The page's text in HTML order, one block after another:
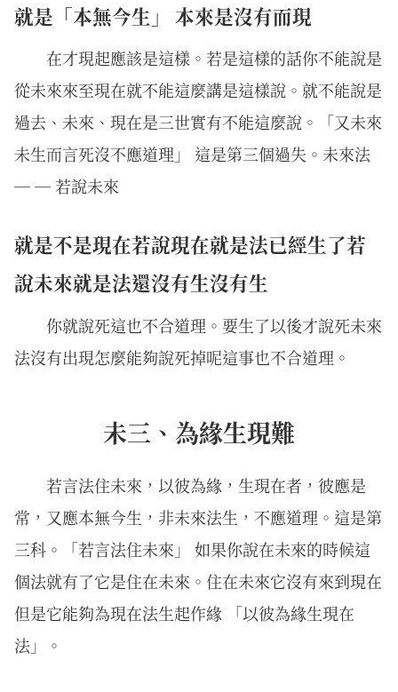
就是「本無今生」 本來是沒有而現
在才現起應該是這樣。若是這樣的話你不能說是
從未來來至現在就不能這麼講是這樣說。就不能說是
過去、未來、現在是三世實有不能這麼說。「又未來
未生而言死沒不應道理」 這是第三個過失。未來法
─ ─ 若說未來
就是不是現在若說現在就是法已經生了若
說未來就是法還沒有生沒有生
你就說死這也不合道理。要生了以後才說死未來
法沒有出現怎麼能夠說死掉呢這事也不合道理。
未三、為緣生現難
若言法住未來，以彼為緣，生現在者，彼應是
常，又應本無今生，非未來法生，不應道理。這是第
三科。「若言法住未來」 如果你說在未來的時候這
個法就有了它是住在未來。住在未來它沒有來到現在
但是它能夠為現在法生起作緣 「以彼為緣生現在
法」。